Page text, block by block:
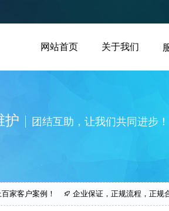
关于我们
网站首页
护 团结互助，让我们共同进步！
家客户案例！ 企业保证，正规流程，正规